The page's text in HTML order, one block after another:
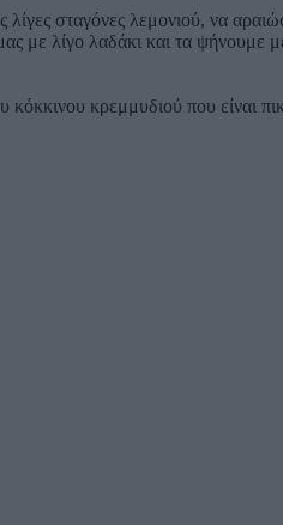
λίγες σταγόνες λεμονιού, να
με λίγο λαδάκι και τα ψήνουμε
κρεμμυδιού που είναι